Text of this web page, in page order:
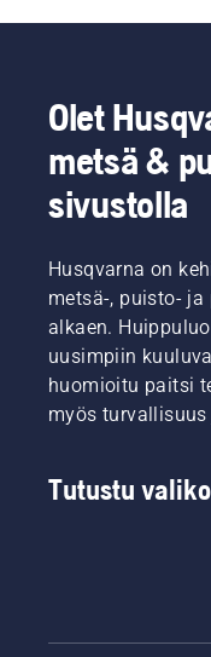
Olet
metsä &
sivustolla
Husqvarna on
metsä-, puisto-
alkaen.
uusimpiin
huomioitu paitsi
myös
Tutustu